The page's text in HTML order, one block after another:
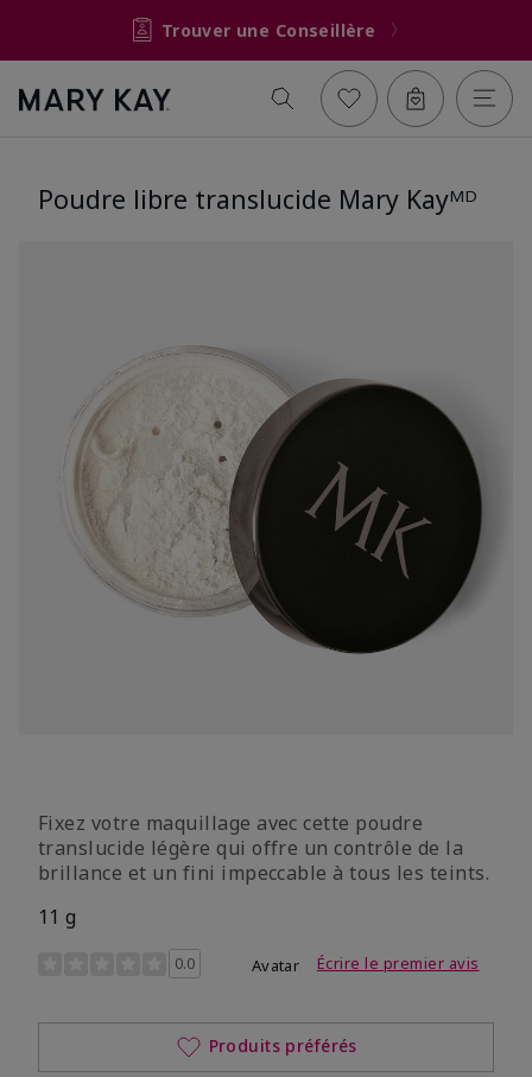
Trouver une Conseillère
Poudre libre translucide Mary Kayᴹᴰ
Fixez votre maquillage avec cette poudre
translucide légère qui offre un contrôle de la
brillance et un fini impeccable à tous les teints.
11 g
Évaluation des clientes 4,3 sur 5
0.0 Avatar Écrire le premier avis
Produits préférés